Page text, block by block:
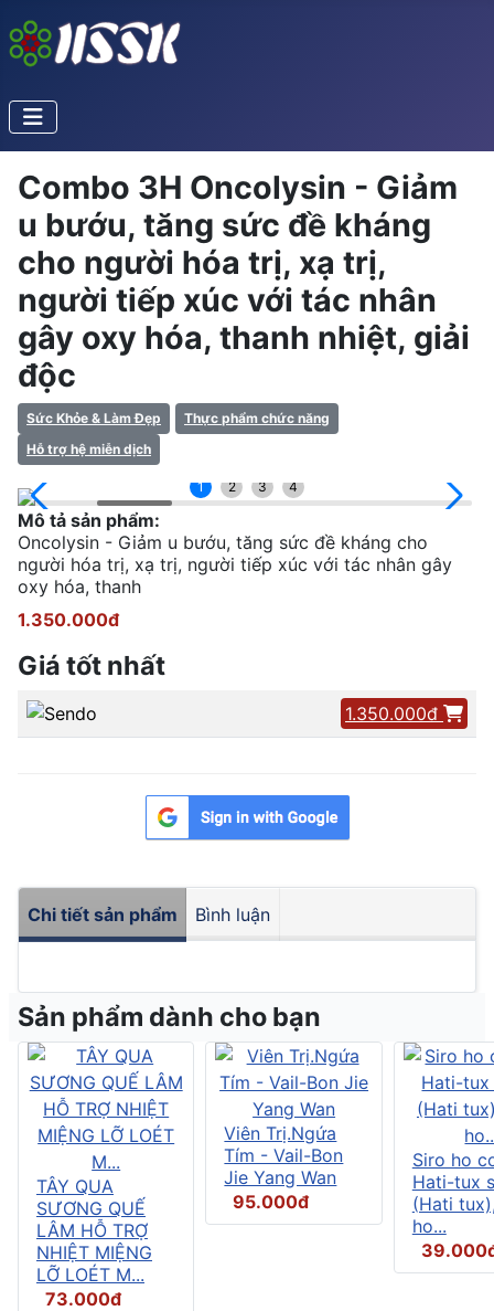
Combo 3H Oncolysin - Giảm
u bướu, tăng sức đề kháng
cho người hóa trị, xạ trị,
người tiếp xúc với tác nhân
gây oxy hóa, thanh nhiệt, giải
độc
Sức Khỏe & Làm Đẹp
Thực phẩm chức năng
Hỗ trợ hệ miễn dịch
1 2 3 4
Mô tả sản phẩm:
Oncolysin - Giảm u bướu, tăng sức đề kháng cho
người hóa trị, xạ trị, người tiếp xúc với tác nhân gây
oxy hóa, thanh
1.350.000đ
Giá tốt nhất
1.350.000đ
Chi tiết sản phẩm Bình luận
Sản phẩm dành cho bạn
TÂY QUA
SƯƠNG QUẾ
LÂM HỖ TRỢ
NHIỆT MIỆNG
LỠ LOÉT M...
73.000đ
Viên Trị.Ngứa
Tím - Vail-Bon
Jie Yang Wan
95.000đ
Siro ho
Hati-tux
(Hati
ho...